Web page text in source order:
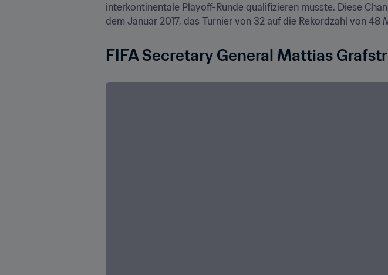
interkontinentale Playoff-Runde qualifizieren musste. Diese
dem Januar 2017, das Turnier von 32 auf die Rekordzahl von
FIFA Secretary General Mattias